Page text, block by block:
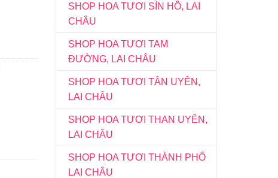
SHOP HOA TƯƠI SÌN HỒ, LAI
CHÂU
SHOP HOA TƯƠI TAM
ĐƯỜNG, LAI CHÂU
SHOP HOA TƯƠI TÂN UYÊN,
LAI CHÂU
SHOP HOA TƯƠI THAN UYÊN,
LAI CHÂU
SHOP HOA TƯƠI THÀNH PHỐ
LAI CHÂU